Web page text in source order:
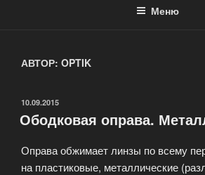
Меню
АВТОР: OPTIK
ОПУБЛИКОВАНО
10.09.2015
Ободковая оправа.
Оправа обжимает линзы по всему
на пластиковые, металлические